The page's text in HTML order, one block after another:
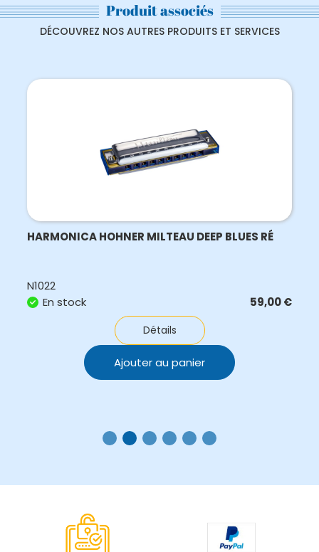
Produit associés
DÉCOUVREZ NOS AUTRES PRODUITS ET SERVICES
HARMONICA HOHNER MILTEAU DEEP BLUES RÉ
N1022
En stock
59,00€
Détails
Ajouter au panier